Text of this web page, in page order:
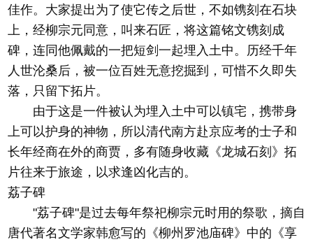
佳作。大家提出为了使它传之后世，不如镌刻在石块
上，经柳宗元同意，叫来石匠，将这篇铭文镌刻成
碑，连同他佩戴的一把短剑一起埋入土中。历经千年
人世沦桑后，被一位百姓无意挖掘到，可惜不久即失
落，只留下拓片。
由于这是一件被认为埋入土中可以镇宅，携带身
上可以护身的神物，所以清代南方赴京应考的士子和
长年经商在外的商贾，多有随身收藏《龙城石刻》拓
片往来于旅途，以求逢凶化吉的。
荔子碑
"荔子碑"是过去每年祭祀柳宗元时用的祭歌，摘自
唐代著名文学家韩愈写的《柳州罗池庙碑》中的《享